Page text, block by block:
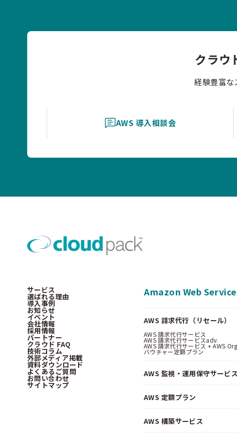
クラウ
経験豊富
AWS 導入相談会
サービス
選ばれる理由
導入事例
お知らせ
イベント
会社情報
採用情報
パートナー
クラウド FAQ
技術コラム
外部メディア掲載
資料ダウンロード
よくあるご質問
お問い合わせ
サイトマップ
Amazon Web
AWS 請求代行（リセール）
AWS 請求代行サービス
AWS 請求代行サービスadv.
AWS 請求代行サービス + AWS
バウチャー定額プラン
AWS 監視・運用保守サービス
AWS 定額プラン
AWS 構築サービス